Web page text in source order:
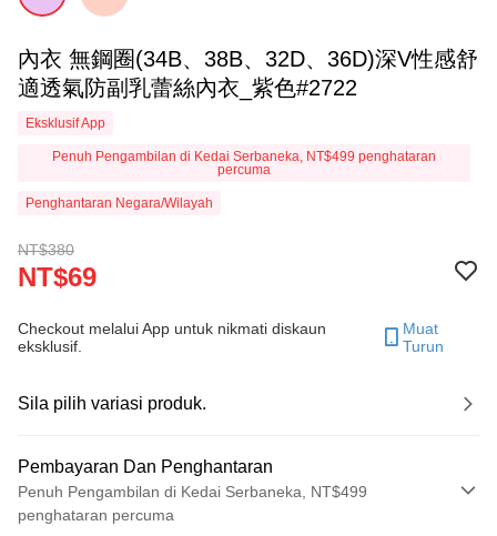
內衣 無鋼圈(34B、38B、32D、36D)深V性感舒
適透氣防副乳蕾絲內衣_紫色#2722
Eksklusif App
Penuh Pengambilan di Kedai Serbaneka, NT$499 penghataran
percuma
Penghantaran Negara/Wilayah
NT$380
NT$69
Checkout melalui App untuk nikmati diskaun
eksklusif.
Muat
Turun
Sila pilih variasi produk.
Pembayaran Dan Penghantaran
Penuh Pengambilan di Kedai Serbaneka, NT$499
penghataran percuma